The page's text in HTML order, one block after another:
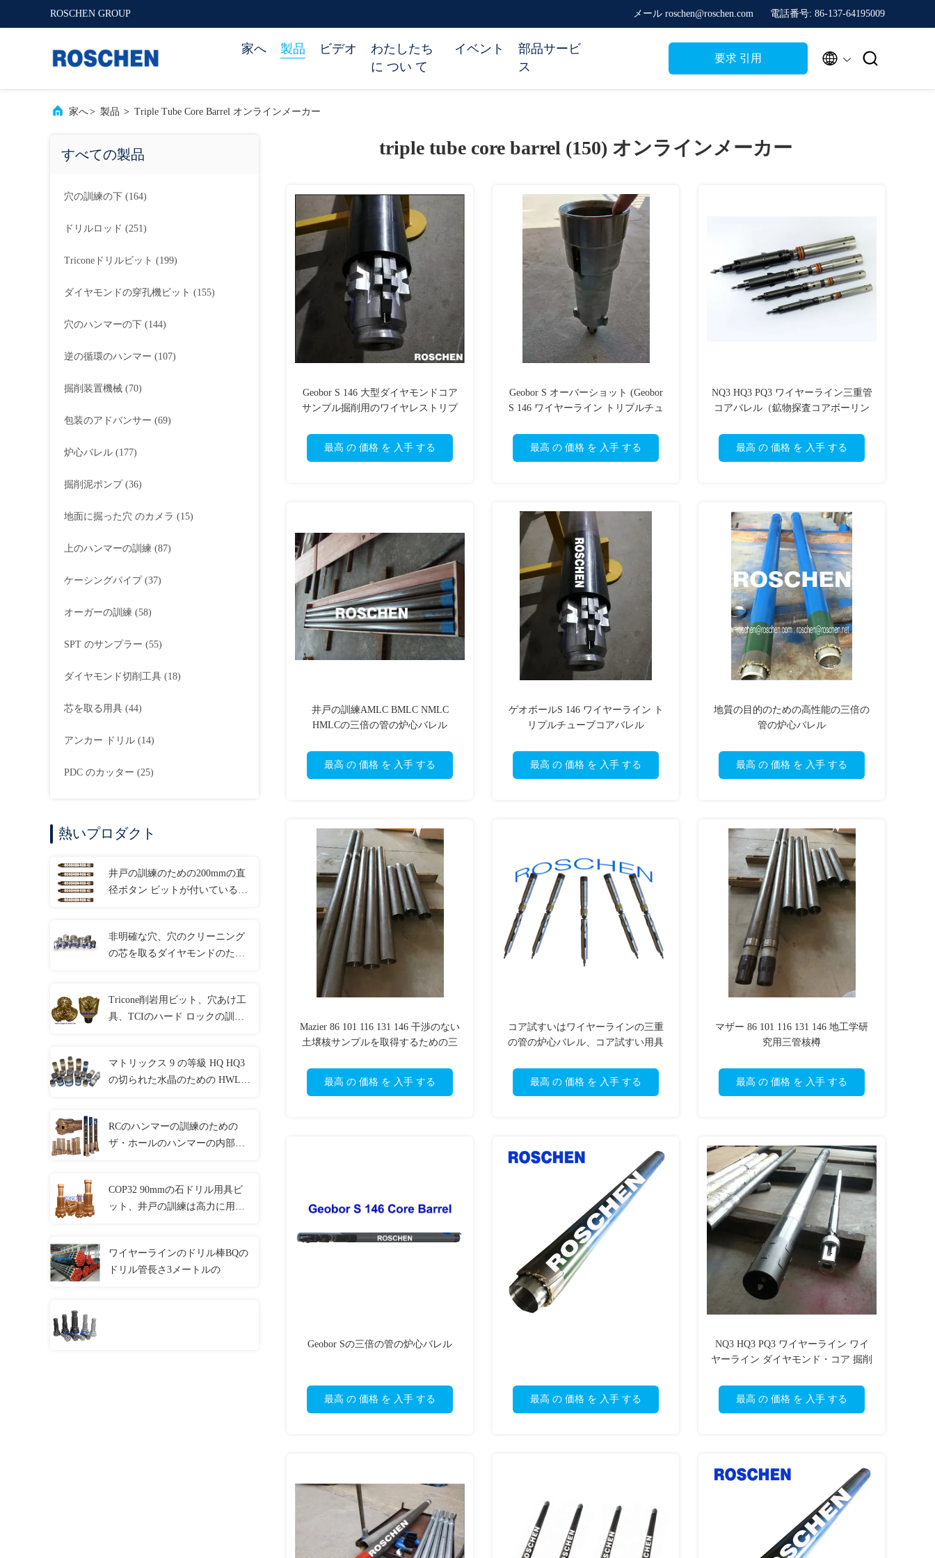
ROSCHEN GROUP メール roschen@roschen.com 電話番号: 86-137-64195009
家へ 製品 ビデオ
わたしたち
に つい て
イベント
部品サービ
ス
要求 引用  
家へ> 製品 > Triple Tube Core Barrel オンラインメーカー
すべての製品
穴の訓練の下 (164)
ドリルロッド (251)
Triconeドリルビット (199)
ダイヤモンドの穿孔機ビット (155)
穴のハンマーの下 (144)
逆の循環のハンマー (107)
掘削装置機械 (70)
包装のアドバンサー (69)
炉心バレル (177)
掘削泥ポンプ (36)
地面に掘った穴 のカメラ (15)
上のハンマーの訓練 (87)
ケーシングパイプ (37)
オーガーの訓練 (58)
SPT のサンプラー (55)
ダイヤモンド切削工具 (18)
芯を取る用具 (44)
アンカー ドリル (14)
PDC のカッター (25)
熱いプロダクト
井戸の訓練のための200mmの直
径ボタン ビットが付いている
非明確な穴、穴のクリーニング
の芯を取るダイヤモンドのため
Tricone削岩用ビット、穴あけ工
具、TCIのハード ロックの訓練
マトリックス 9 の等級 HQ HQ3
の切られた水晶のための HWL
RCのハンマーの訓練のための
ザ・ホールのハンマーの内部管/
COP32 90mmの石ドリル用具ビ
ット、井戸の訓練は高力に用具
ワイヤーラインのドリル棒BQの
ドリル管長さ3メートルの
triple tube core barrel (150) オンラインメーカー
Geobor S 146 大型ダイヤモンドコア
サンプル掘削用のワイヤレストリプ
最高 の 価格 を 入手 する
Geobor S オーバーショット (Geobor
S 146 ワイヤーライン トリプルチュ
最高 の 価格 を 入手 する
NQ3 HQ3 PQ3 ワイヤーライン三重管
コアバレル（鉱物探査コアボーリン
最高 の 価格 を 入手 する
井戸の訓練AMLC BMLC NMLC
HMLCの三倍の管の炉心バレル
最高 の 価格 を 入手 する
ゲオボールS 146 ワイヤーライン ト
リプルチューブコアバレル
最高 の 価格 を 入手 する
地質の目的のための高性能の三倍の
管の炉心バレル
最高 の 価格 を 入手 する
Mazier 86 101 116 131 146 干渉のない
土壌核サンプルを取得するための三
最高 の 価格 を 入手 する
コア試すいはワイヤーラインの三重
の管の炉心バレル、コア試すい用具
最高 の 価格 を 入手 する
マザー 86 101 116 131 146 地工学研
究用三管核樽
最高 の 価格 を 入手 する
Geobor Sの三倍の管の炉心バレル
最高 の 価格 を 入手 する 最高 の 価格 を 入手 する
NQ3 HQ3 PQ3 ワイヤーライン ワイ
ヤーライン ダイヤモンド・コア 掘削
最高 の 価格 を 入手 する